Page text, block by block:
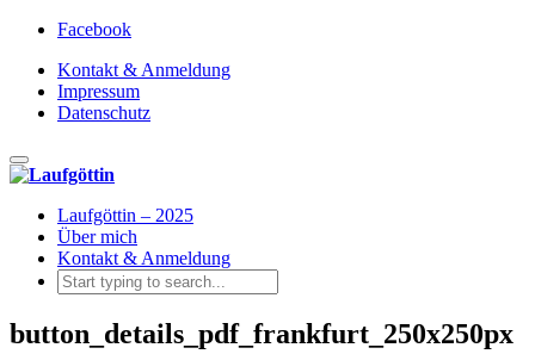
Facebook
Kontakt & Anmeldung
Impressum
Datenschutz
Toggle navigation
Laufgöttin – 2025
Über mich
Kontakt & Anmeldung
button_details_pdf_frankfurt_250x250px